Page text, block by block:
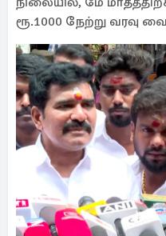
ரூ.1000 நேற்று வரவு